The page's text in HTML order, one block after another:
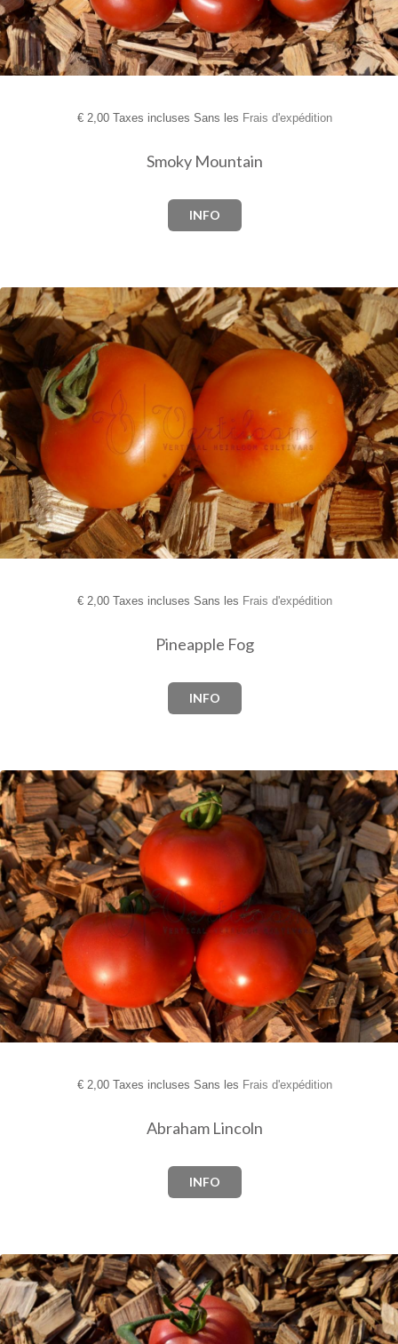
€2,00 Taxes incluses Sans les Frais d'expédition
Smoky Mountain
INFO
€2,00 Taxes incluses Sans les Frais d'expédition
Pineapple Fog
INFO
€2,00 Taxes incluses Sans les Frais d'expédition
Abraham Lincoln
INFO